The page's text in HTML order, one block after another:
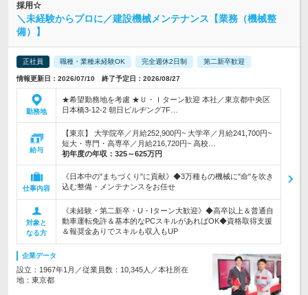
採用☆
＼未経験からプロに／建設機械メンテナンス【業務（機械整
備）】
正社員 職種・業種未経験OK 完全週休2日制 第二新卒歓迎
情報更新日：2026/07/10 終了予定日：2026/08/27
勤務地
★希望勤務地を考慮 ★Ｕ・Ｉターン歓迎 本社／東京都中央区
日本橋3-12-2 朝日ビルヂング7F…
給与
【東京】 大学院卒／月給252,900円~ 大学卒／月給241,700円~
短大・専門・高専卒／月給216,720円~ 高校…
初年度の年収： 325～625万円
仕事内容
《日本中の"まちづくり"に貢献》◆3万種もの機械に"命"を吹き
込む整備・メンテナンスをお任せ
対象と
なる方
《未経験・第二新卒・U・Iターン大歓迎》◆高卒以上＆普通自
動車運転免許＆基本的なPCスキルがあればOK◆資格取得支援
＆報奨金ありでスキルも収入もUP
企業データ
設立：1967年1月／従業員数：10,345人／本社所在
地：東京都